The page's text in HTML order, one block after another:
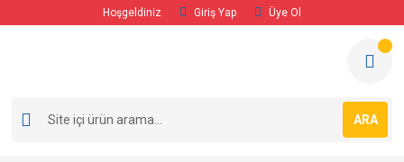
Hoşgeldiniz Giriş Yap Üye Ol
ARA